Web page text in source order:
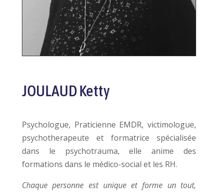
JOULAUD Ketty
Psychologue, Praticienne EMDR, victimologue,
psychotherapeute et formatrice spécialisée
dans le psychotrauma, elle anime des
formations dans le médico-social et les RH.
Chaque personne est unique et forme un tout,